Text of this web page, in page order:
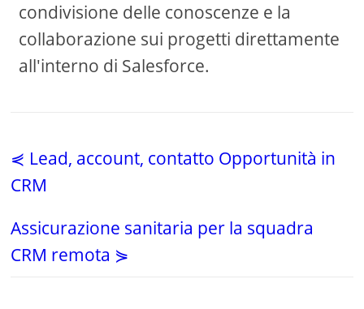
condivisione delle conoscenze e la
collaborazione sui progetti direttamente
all'interno di Salesforce.
⋞ Lead, account, contatto Opportunità in
CRM
Assicurazione sanitaria per la squadra
CRM remota ⋟